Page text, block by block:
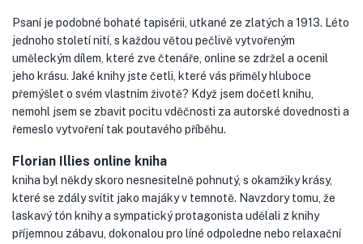
Psaní je podobné bohaté tapisérii, utkané ze zlatých a 1913. Léto
jednoho století nití, s každou větou pečlivě vytvořeným
uměleckým dílem, které zve čtenáře, online se zdržel a ocenil
jeho krásu. Jaké knihy jste četli, které vás přiměly hluboce
přemýšlet o svém vlastním životě? Když jsem dočetl knihu,
nemohl jsem se zbavit pocitu vděčnosti za autorské dovednosti a
řemeslo vytvoření tak poutavého příběhu.
Florian Illies online kniha
kniha byl někdy skoro nesnesitelně pohnutý, s okamžiky krásy,
které se zdály svítit jako majáky v temnotě. Navzdory tomu, že
laskavý tón knihy a sympatický protagonista udělali z knihy
příjemnou zábavu, dokonalou pro líné odpoledne nebo relaxační